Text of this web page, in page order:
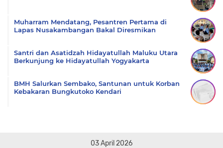
Muharram Mendatang, Pesantren Pertama di
Lapas Nusakambangan Bakal Diresmikan
Santri dan Asatidzah Hidayatullah Maluku Utara
Berkunjung ke Hidayatullah Yogyakarta
BMH Salurkan Sembako, Santunan untuk Korban
Kebakaran Bungkutoko Kendari
03 April 2026